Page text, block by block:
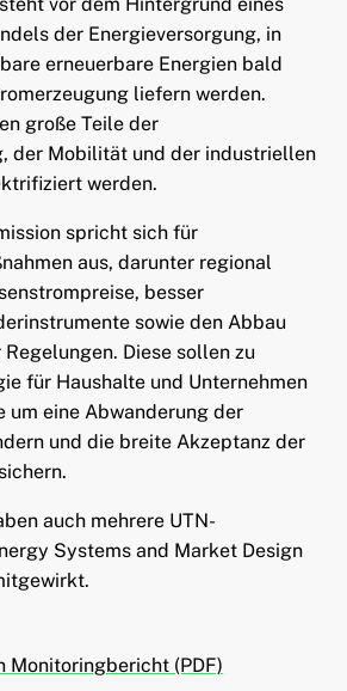
vor dem Hintergrund eines
der Energieversorgung, in
erneuerbare Energien bald
liefern werden.
große Teile der
der Mobilität und der industriellen
werden.
spricht sich für
aus, darunter regional
besser
sowie den Abbau
Diese sollen zu
für Haushalte und Unternehmen
um eine Abwanderung der
und die breite Akzeptanz der
auch mehrere UTN-
Systems and Market Design
Monitoringbericht (PDF)